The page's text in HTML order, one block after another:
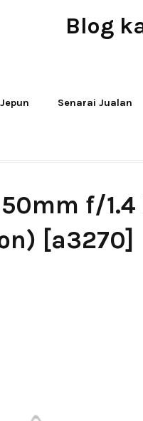
Blog
Senarai Jualan
f/1.4
[a3270]